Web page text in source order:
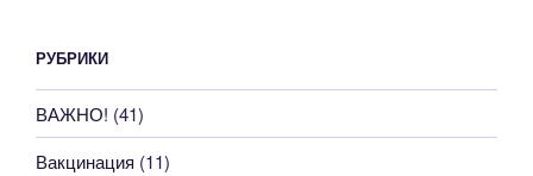
РУБРИКИ
ВАЖНО! (41)
Вакцинация (11)